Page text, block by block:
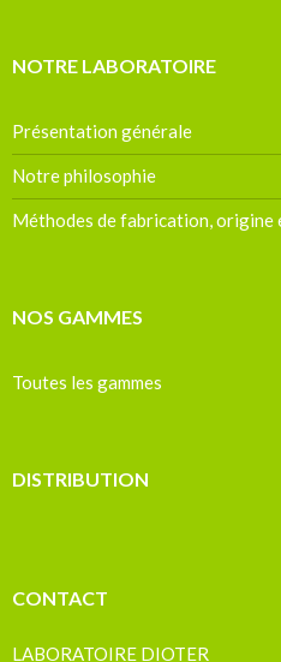
NOTRE LABORATOIRE
Présentation générale
Notre philosophie
Méthodes de fabrication,
NOS GAMMES
Toutes les gammes
DISTRIBUTION
CONTACT
LABORATOIRE DIOTER